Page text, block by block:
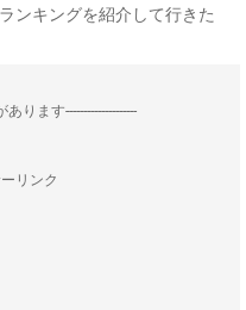
ンキングを紹介して行きた
ります--------------------
リンク